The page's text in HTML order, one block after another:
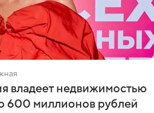
владеет недвижимостью
600 миллионов рублей